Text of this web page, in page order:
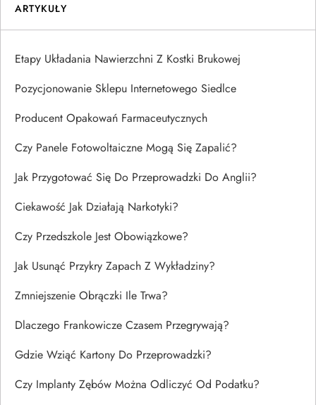
ARTYKUŁY
Etapy Układania Nawierzchni Z Kostki Brukowej
Pozycjonowanie Sklepu Internetowego Siedlce
Producent Opakowań Farmaceutycznych
Czy Panele Fotowoltaiczne Mogą Się Zapalić?
Jak Przygotować Się Do Przeprowadzki Do Anglii?
Ciekawość Jak Działają Narkotyki?
Czy Przedszkole Jest Obowiązkowe?
Jak Usunąć Przykry Zapach Z Wykładziny?
Zmniejszenie Obrączki Ile Trwa?
Dlaczego Frankowicze Czasem Przegrywają?
Gdzie Wziąć Kartony Do Przeprowadzki?
Czy Implanty Zębów Można Odliczyć Od Podatku?